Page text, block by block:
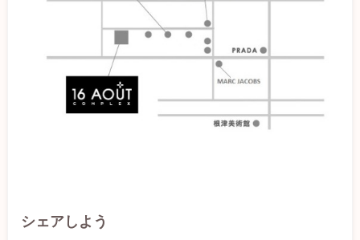
シェアしよう